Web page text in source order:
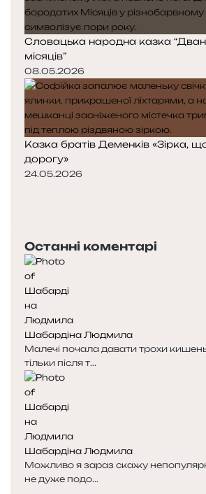
Словацька народна казка
місяців”
08.05.2026
Казка братів Деменків «Зірка,
дорогу»
24.05.2026
р
е
д
н
я
с
т
о
р
і
н
к
а
т
у
п
н
а
с
т
о
р
і
н
к
а
Останні коментарі
Шабардіна Людмила
Малечі почала давати трохи
тільки після т...
Шабардіна Людмила
Можливо я зараз скажу
не дуже подо...